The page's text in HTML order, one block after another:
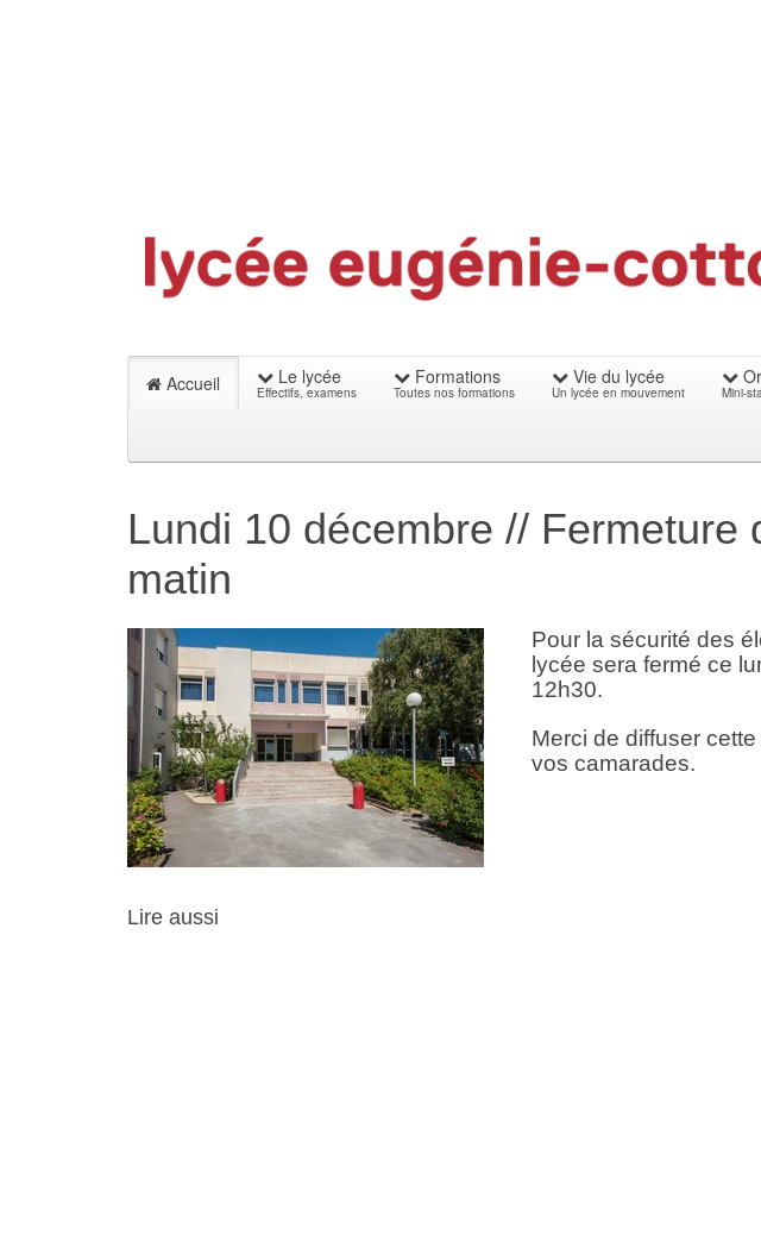
Accueil Le lycée
Effectifs, examens
Formations
Toutes nos formations
Vie du lycée
Un lycée en mouvement Mini-
Lundi 10 décembre // Fermeture
matin
Pour la sécurité des
lycée sera fermé ce
12h30.
Merci de diffuser
vos camarades.
Lire aussi